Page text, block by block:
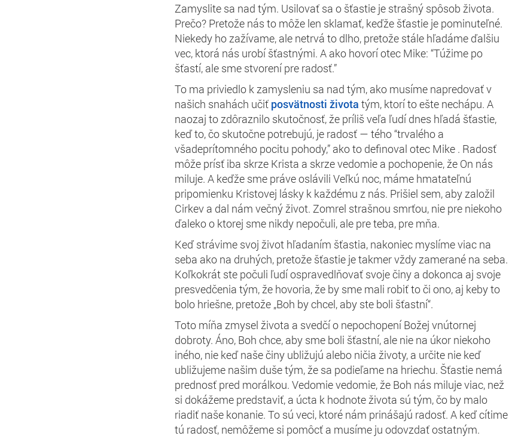
Zamyslite sa nad tým. Usilovať sa o šťastie je strašný spôsob života.
Prečo? Pretože nás to môže len sklamať, keďže šťastie je pominuteľné.
Niekedy ho zažívame, ale netrvá to dlho, pretože stále hľadáme ďalšiu
vec, ktorá nás urobí šťastnými. A ako hovorí otec Mike: “Túžime po
šťastí, ale sme stvorení pre radosť.”
To ma priviedlo k zamysleniu sa nad tým, ako musíme napredovať v
našich snahách učiť posvätnosti života tým, ktorí to ešte nechápu. A
naozaj to zdôraznilo skutočnosť, že príliš veľa ľudí dnes hľadá šťastie,
keď to, čo skutočne potrebujú, je radosť — tého “trvalého a
všadeprítomného pocitu pohody,” ako to definoval otec Mike . Radosť
môže prísť iba skrze Krista a skrze vedomie a pochopenie, že On nás
miluje. A keďže sme práve oslávili Veľkú noc, máme hmatateľnú
pripomienku Kristovej lásky k každému z nás. Prišiel sem, aby založil
Cirkev a dal nám večný život. Zomrel strašnou smrťou, nie pre niekoho
ďalekoo ktorej sme nikdy nepočuli, ale pre teba, pre mňa.
Keď strávime svoj život hľadaním šťastia, nakoniec myslíme viac na
seba ako na druhých, pretože šťastie je takmer vždy zamerané na seba.
Koľkokrát ste počuli ľudí ospravedlňovať svoje činy a dokonca aj svoje
presvedčenia tým, že hovoria, že by sme mali robiť to či ono, aj keby to
bolo hriešne, pretože „Boh by chcel, aby ste boli šťastní“.
Toto míňa zmysel života a svedčí o nepochopení Božej vnútornej
dobroty. Áno, Boh chce, aby sme boli šťastní, ale nie na úkor niekoho
iného, nie keď naše činy ubližujú alebo ničia životy, a určite nie keď
ubližujeme našim dušetým, že sa podieľame na hriechu. Šťastie nemá
prednosť pred morálkou. Vedomievedomie, že Boh nás miluje viac, než
si dokážeme predstaviť, a úcta k hodnote života sú tým, čo by malo
riadiť naše konanie. To sú veci, ktoré nám prinášajú radosť. A keď cítime
tú radosť, nemôžeme si pomôcť a musíme ju odovzdať ostatným.